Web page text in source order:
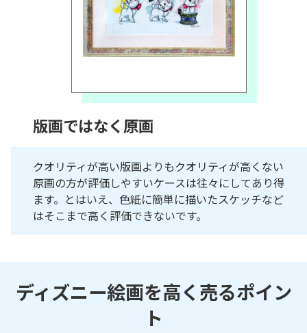
版画ではなく原画
クオリティが高い版画よりもクオリティが高くない
原画の方が評価しやすいケースは往々にしてあり得
ます。とはいえ、色紙に簡単に描いたスケッチなど
はそこまで高く評価できないです。
ディズニー絵画を高く売るポイン
ト